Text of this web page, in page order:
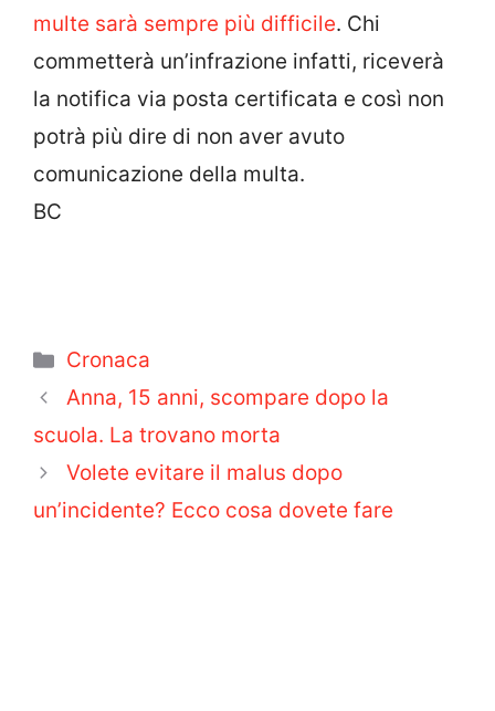
multe sarà sempre più difficile. Chi
commetterà un’infrazione infatti, riceverà
la notifica via posta certificata e così non
potrà più dire di non aver avuto
comunicazione della multa.
BC
Categorie
Cronaca
Anna, 15 anni, scompare dopo la
scuola. La trovano morta
Volete evitare il malus dopo
un’incidente? Ecco cosa dovete fare